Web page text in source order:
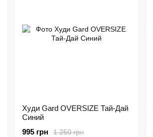
Худи Gard OVERSIZE Тай-Дай
Синий
1 250 грн
995 грн